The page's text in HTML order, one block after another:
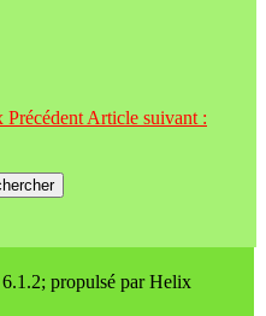
Précédent Article suivant :
propulsé par Helix